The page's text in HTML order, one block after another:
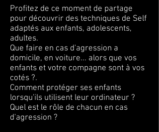
Profitez de ce moment de partage
pour découvrir des techniques de Self
adaptés aux enfants, adolescents,
adultes.
Que faire en cas d'agression a
domicile, en voiture... alors que vos
enfants et votre compagne sont à vos
cotés ?.
Comment protéger ses enfants
lorsqu'ils utilisent leur ordinateur ?
Quel est le rôle de chacun en cas
d'agression ?